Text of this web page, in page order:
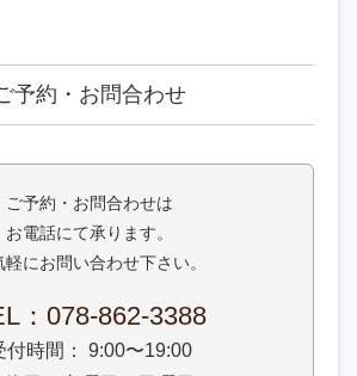
予約・お問合わせ
ご予約・お問合わせは
お電話にて承ります。
軽にお問い合わせ下さい。
：‭078-862-3388‬
付時間： 9:00〜19:00